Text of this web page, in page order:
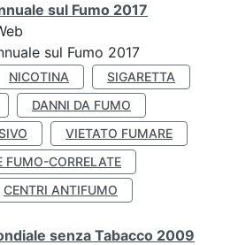
sul Fumo 2017
sul Fumo 2017
NICOTINA
SIGARETTA
DANNI DA FUMO
VIETATO FUMARE
FUMO-CORRELATE
CENTRI ANTIFUMO
senza Tabacco 2009